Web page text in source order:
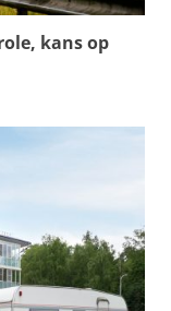
kans op